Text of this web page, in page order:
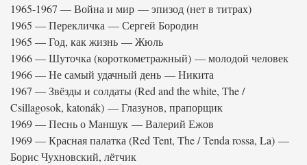
1965-1967 — Война и мир — эпизод (нет в титрах)
1965 — Перекличка — Сергей Бородин
1965 — Год, как жизнь — Жюль
1966 — Шуточка (короткометражный) — молодой человек
1966 — Не самый удачный день — Никита
1967 — Звёзды и солдаты (Red and the white, The /
Csillagosok, katonák) — Глазунов, прапорщик
1969 — Песнь о Маншук — Валерий Ежов
1969 — Красная палатка (Red Tent, The / Tenda rossa, La) —
Борис Чухновский, лётчик